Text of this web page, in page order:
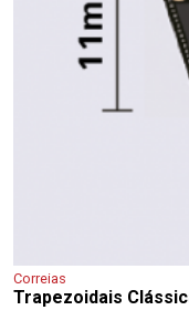
Correias
Trapezoidais